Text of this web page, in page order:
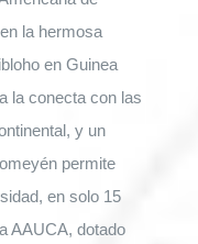
la hermosa
en Guinea
la conecta con las
y un
permite
en solo 15
AAUCA, dotado